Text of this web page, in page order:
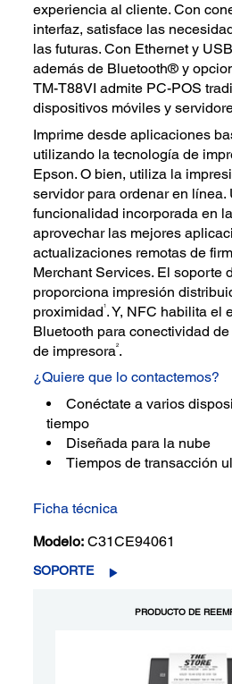
experiencia al cliente. Con
interfaz, satisface las
las futuras. Con Ethernet y
además de Bluetooth® y
TM-T88VI admite PC-POS
dispositivos móviles y
Imprime desde aplicaciones
utilizando la tecnología de
Epson. O bien, utiliza la
servidor para ordenar en línea.
funcionalidad incorporada en
aprovechar las mejores
actualizaciones remotas de
Merchant Services. El soporte
proporciona impresión
proximidad1. Y, NFC habilita el
Bluetooth para conectividad
de impresora2.
¿Quiere que lo contactemos?
Conéctate a varios
tiempo
Diseñada para la nube
Tiempos de transacción
Ficha técnica
Modelo: C31CE94061
SOPORTE
PRODUCTO DE